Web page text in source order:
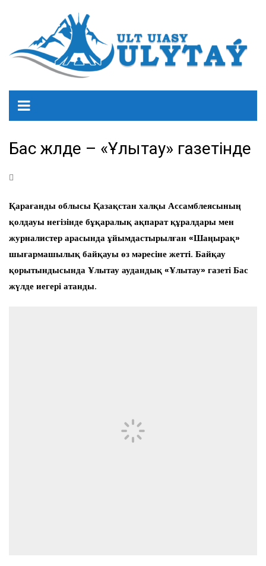
Бас жүлде – «Ұлытау» газетінде
Қарағанды облысы Қазақстан халқы Ассамблеясының
қолдауы негізінде бұқаралық ақпарат құралдары мен
журналистер арасында ұйымдастырылған «Шаңырақ»
шығармашылық байқауы өз мәресіне жетті. Байқау
қорытындысында Ұлытау аудандық «Ұлытау» газеті Бас
жүлде иегері атанды.